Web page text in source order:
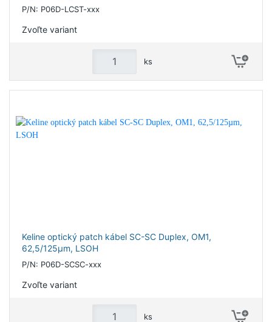
P/N: P06D-LCST-xxx
Zvoľte variant
ks
Keline optický patch kábel SC-SC Duplex, OM1,
62,5/125µm, LSOH
P/N: P06D-SCSC-xxx
Zvoľte variant
ks